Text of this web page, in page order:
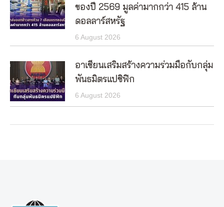
ของปี 2569 มูลค่ามากกว่า 415 ล้าน
ดอลลาร์สหรัฐ
6 August 2026
อาเซียนเสริมสร้างความร่วมมือกับกลุ่ม
พันธมิตรแปซิฟิก
6 August 2026